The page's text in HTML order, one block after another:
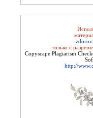
Косметика,
только с
Copyscape Plagiarism
http://